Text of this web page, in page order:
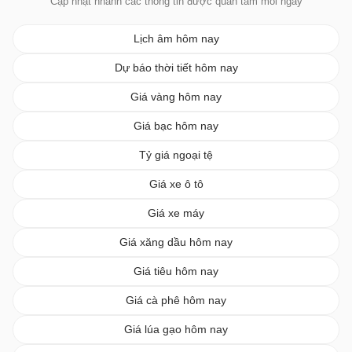
Lịch âm hôm nay
Dự báo thời tiết hôm nay
Giá vàng hôm nay
Giá bạc hôm nay
Tỷ giá ngoại tệ
Giá xe ô tô
Giá xe máy
Giá xăng dầu hôm nay
Giá tiêu hôm nay
Giá cà phê hôm nay
Giá lúa gạo hôm nay